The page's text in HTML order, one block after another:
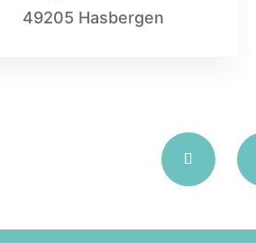
49205 Hasbergen